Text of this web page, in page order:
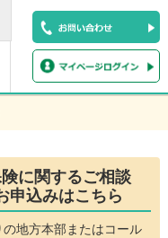
に関するご相談
申込みはこちら
の地方本部またはコール